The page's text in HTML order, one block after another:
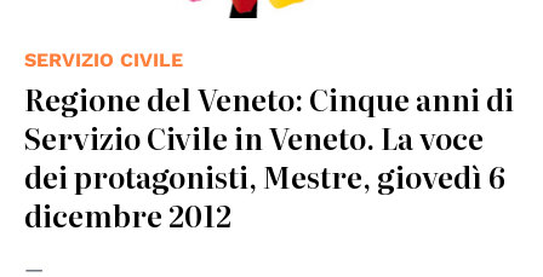
SERVIZIO CIVILE
Regione del Veneto: Cinque anni di
Servizio Civile in Veneto. La voce
dei protagonisti, Mestre, giovedì 6
dicembre 2012